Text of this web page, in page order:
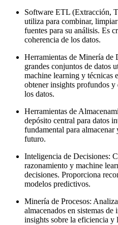
Software ETL (Extracción,
utiliza para combinar,
fuentes para su análisis. Es
coherencia de los datos.
Herramientas de Minería de
grandes conjuntos de datos
machine learning y técnicas
obtener insights profundos y
los datos.
Herramientas de
depósito central para datos
fundamental para almacenar
futuro.
Inteligencia de Decisiones:
razonamiento y machine
decisiones. Proporciona
modelos predictivos.
Minería de Procesos:
almacenados en sistemas
insights sobre la eficiencia y